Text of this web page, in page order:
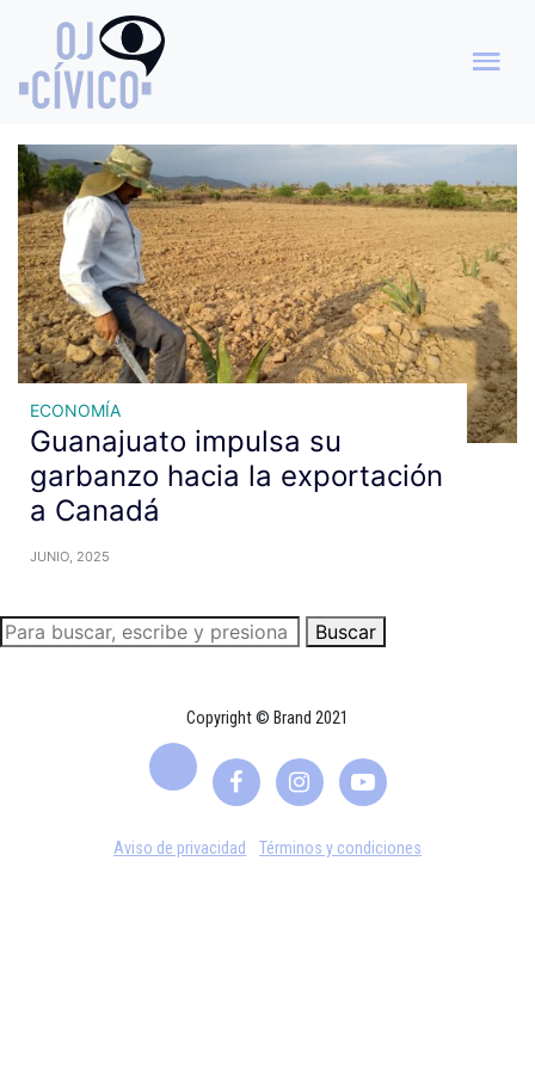
Archivo de etiquetas:
Exportación agrícola
ECONOMÍA
Guanajuato impulsa su
garbanzo hacia la exportación
a Canadá
JUNIO, 2025
Buscar
Copyright © Brand 2021
Aviso de privacidad Términos y condiciones